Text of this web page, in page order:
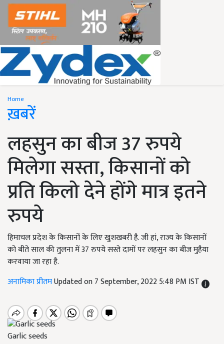
Home
ख़बरें
लहसुन का बीज 37 रुपये
मिलेगा सस्ता, किसानों को
प्रति किलो देने होंगे मात्र इतने
रुपये
हिमाचल प्रदेश के किसानों के लिए खुशखबरी है. जी हां, राज्य के किसानों
को बीते साल की तुलना में 37 रुपये सस्ते दामों पर लहसुन का बीज मुहैया
करवाया जा रहा है.
अनामिका प्रीतमUpdated on 7 September, 2022 5:48 PM IST
Garlic seeds